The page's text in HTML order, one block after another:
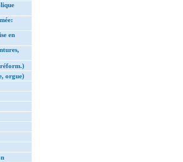
en
réform.)
orgue)